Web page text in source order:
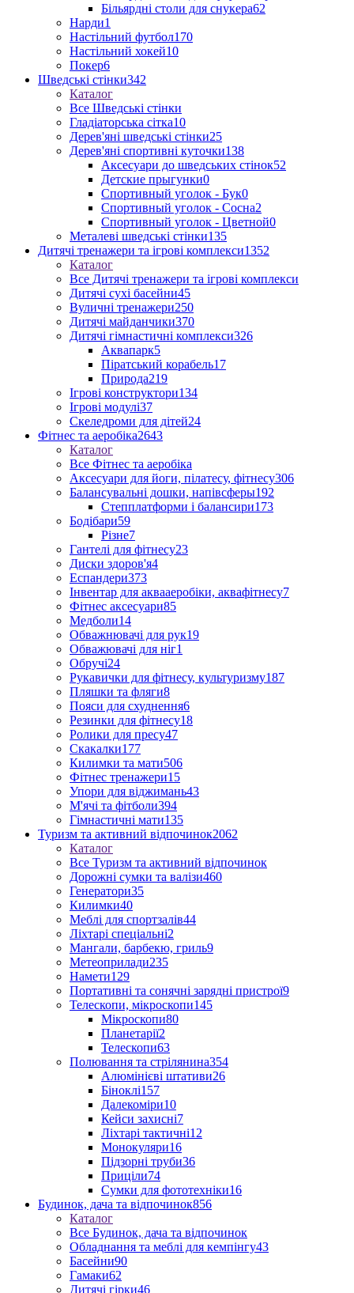
Більярдні столи для снукера62
Нарди1
Настільний футбол170
Настільний хокей10
Покер6
Шведські стінки342
Каталог
Все Шведські стінки
Гладіаторська сітка10
Дерев'яні шведські стінки25
Дерев'яні спортивні куточки138
Аксесуари до шведських стінок52
Детские прыгунки0
Спортивный уголок - Бук0
Спортивный уголок - Сосна2
Спортивный уголок - Цветной0
Металеві шведські стінки135
Дитячі тренажери та ігрові комплекси1352
Каталог
Все Дитячі тренажери та ігрові комплекси
Дитячі сухі басейни45
Вуличні тренажери250
Дитячі майданчики370
Дитячі гімнастичні комплекси326
Аквапарк5
Піратський корабель17
Природа219
Ігрові конструктори134
Ігрові модулі37
Скеледроми для дітей24
Фітнес та аеробіка2643
Каталог
Все Фітнес та аеробіка
Аксесуари для йоги, пілатесу, фітнесу306
Балансувальні дошки, напівсферы192
Степплатформи і балансири173
Бодібари59
Різне7
Гантелі для фітнесу23
Диски здоров'я4
Еспандери373
Інвентар для аквааеробіки, аквафітнесу7
Фітнес аксесуари85
Медболи14
Обважнювачі для рук19
Обважювачі для ніг1
Обручі24
Рукавички для фітнесу, культуризму187
Пляшки та фляги8
Пояси для схуднення6
Резинки для фітнесу18
Ролики для пресу47
Скакалки177
Килимки та мати506
Фітнес тренажери15
Упори для віджимань43
М'ячі та фітболи394
Гімнастичні мати135
Туризм та активний відпочинок2062
Каталог
Все Туризм та активний відпочинок
Дорожні сумки та валізи460
Генератори35
Килимки40
Меблі для спортзалів44
Ліхтарі спеціальні2
Мангали, барбекю, гриль9
Метеоприлади235
Намети129
Портативні та сонячні зарядні пристрої9
Телескопи, мікроскопи145
Мікроскопи80
Планетарії2
Телескопи63
Полювання та стрілянина354
Алюмінієві штативи26
Біноклі157
Далекоміри10
Кейси захисні7
Ліхтарі тактичні12
Монокуляри16
Підзорні труби36
Приціли74
Сумки для фототехніки16
Будинок, дача та відпочинок856
Каталог
Все Будинок, дача та відпочинок
Обладнання та меблі для кемпінгу43
Басейни90
Гамаки62
Дитячі гірки46